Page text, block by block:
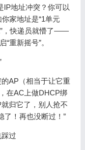
IP地址冲突？你可以
家地址是“1单元
，快递员就懵了——
重新摇号”。
AP（相当于让它重
在AC上做DHCP绑
归它了，别人抢不
了！再也没断过！”
过